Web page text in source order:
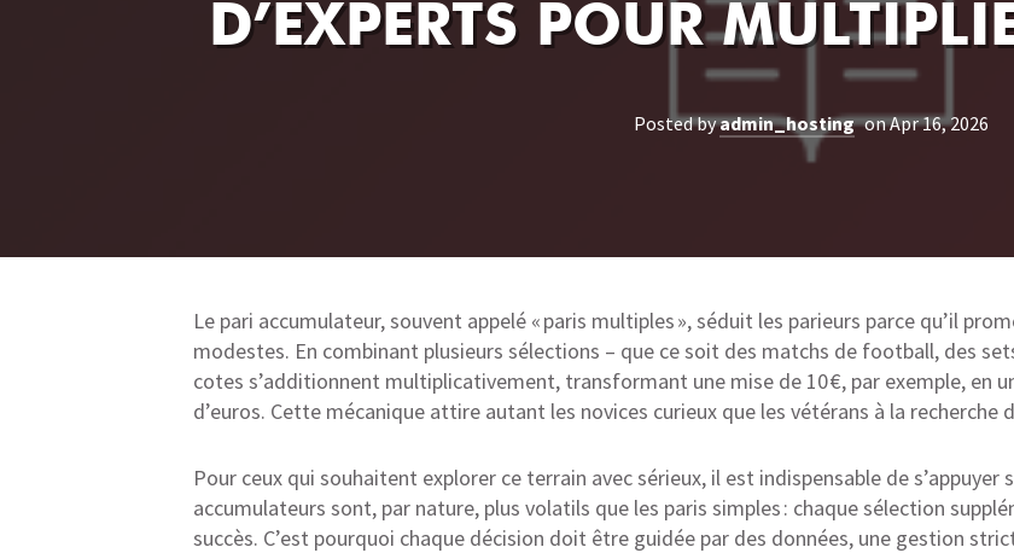
D’EXPERTS POUR
Posted byadmin_hosting on Apr 16, 2026
Le pari accumulateur, souvent appelé « paris multiples », séduit les parieurs parce qu’il
modestes. En combinant plusieurs sélections – que ce soit des matchs de football, des
cotes s’additionnent multiplicativement, transformant une mise de 10 €, par exemple, en
d’euros. Cette mécanique attire autant les novices curieux que les vétérans à la recherche
Pour ceux qui souhaitent explorer ce terrain avec sérieux, il est indispensable de s’appuyer
accumulateurs sont, par nature, plus volatils que les paris simples : chaque sélection
succès. C’est pourquoi chaque décision doit être guidée par des données, une gestion